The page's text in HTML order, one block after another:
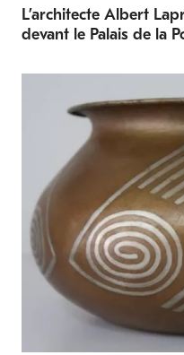
L’architecte Albert
devant le Palais de la